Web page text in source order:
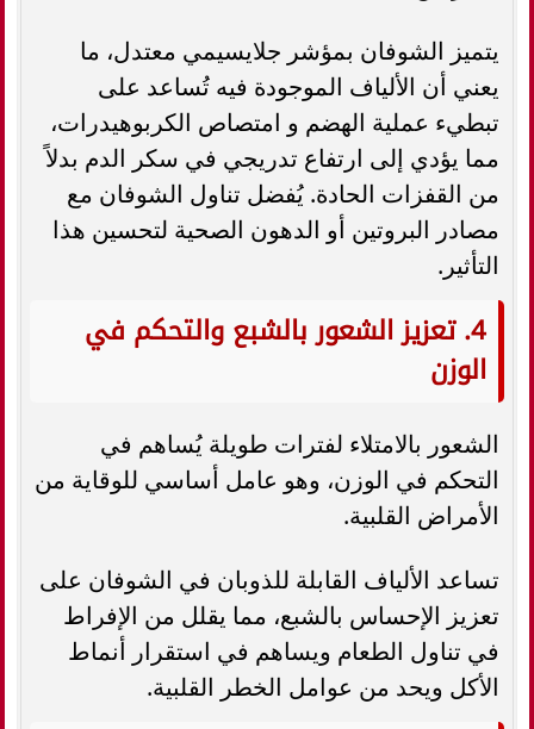
يتميز الشوفان بمؤشر جلايسيمي معتدل، ما
يعني أن الألياف الموجودة فيه تُساعد على
تبطيء عملية الهضم و امتصاص الكربوهيدرات،
مما يؤدي إلى ارتفاع تدريجي في سكر الدم بدلاً
من القفزات الحادة. يُفضل تناول الشوفان مع
مصادر البروتين أو الدهون الصحية لتحسين هذا
التأثير.
4. تعزيز الشعور بالشبع والتحكم في
الوزن
الشعور بالامتلاء لفترات طويلة يُساهم في
التحكم في الوزن، وهو عامل أساسي للوقاية من
الأمراض القلبية.
تساعد الألياف القابلة للذوبان في الشوفان على
تعزيز الإحساس بالشبع، مما يقلل من الإفراط
في تناول الطعام ويساهم في استقرار أنماط
الأكل ويحد من عوامل الخطر القلبية.